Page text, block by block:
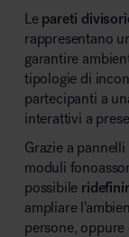
Le pareti
rappresentano
garantire
tipologie di
partecipanti a
interattivi a
Grazie a
moduli
possibile
ampliare
persone,